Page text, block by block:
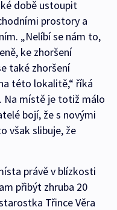
době ustoupit
prostory a
„Nelíbí se nám to,
ke zhoršení
také zhoršení
této lokalitě,“ říká
Na místě je totiž málo
bojí, že s novými
však slibuje, že
právě v blízkosti
přibýt zhruba 20
Třince Věra